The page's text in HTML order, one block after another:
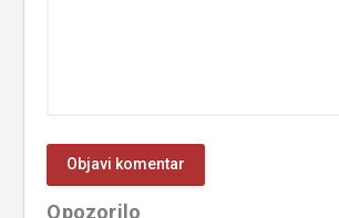
Opozorilo